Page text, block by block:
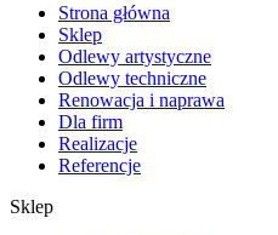
Strona główna
Sklep
Odlewy artystyczne
Odlewy techniczne
Renowacja i naprawa
Dla firm
Realizacje
Referencje
Sklep